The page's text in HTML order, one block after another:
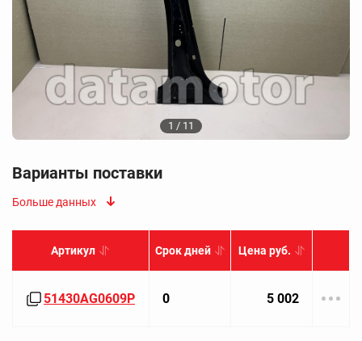
1 / 11
Варианты поставки
Больше данных
Артикул Срок дней Цена руб.
51430AG0609P 0 5 002